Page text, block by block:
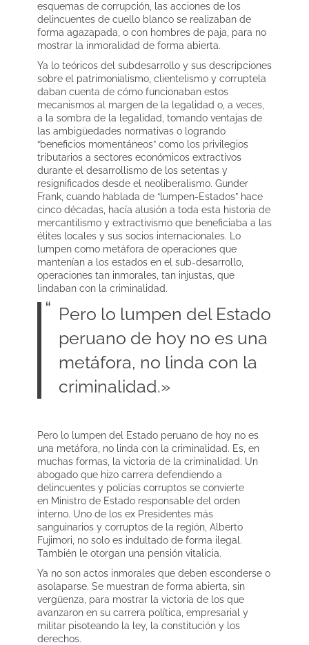
esquemas de corrupción, las acciones de los
delincuentes de cuello blanco se realizaban de
forma agazapada, o con hombres de paja, para no
mostrar la inmoralidad de forma abierta.
Ya lo teóricos del subdesarrollo y sus descripciones
sobre el patrimonialismo, clientelismo y corruptela
daban cuenta de cómo funcionaban estos
mecanismos al margen de la legalidad o, a veces,
a la sombra de la legalidad, tomando ventajas de
las ambigüedades normativas o logrando
“beneficios momentáneos” como los privilegios
tributarios a sectores económicos extractivos
durante el desarrollismo de los setentas y
resignificados desde el neoliberalismo. Gunder
Frank, cuando hablada de “lumpen-Estados” hace
cinco décadas, hacía alusión a toda esta historia de
mercantilismo y extractivismo que beneficiaba a las
élites locales y sus socios internacionales. Lo
lumpen como metáfora de operaciones que
mantenían a los estados en el sub-desarrollo,
operaciones tan inmorales, tan injustas, que
lindaban con la criminalidad.
Pero lo lumpen del Estado
peruano de hoy no es una
metáfora, no linda con la
criminalidad.»
Pero lo lumpen del Estado peruano de hoy no es
una metáfora, no linda con la criminalidad. Es, en
muchas formas, la victoria de la criminalidad. Un
abogado que hizo carrera defendiendo a
delincuentes y policías corruptos se convierte
en Ministro de Estado responsable del orden
interno. Uno de los ex Presidentes más
sanguinarios y corruptos de la región, Alberto
Fujimori, no solo es indultado de forma ilegal.
También le otorgan una pensión vitalicia.
Ya no son actos inmorales que deben esconderse o
asolaparse. Se muestran de forma abierta, sin
vergüenza, para mostrar la victoria de los que
avanzaron en su carrera política, empresarial y
militar pisoteando la ley, la constitución y los
derechos.